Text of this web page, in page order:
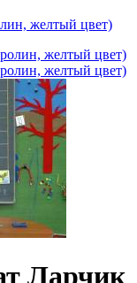
желтый цвет)
Ларчик